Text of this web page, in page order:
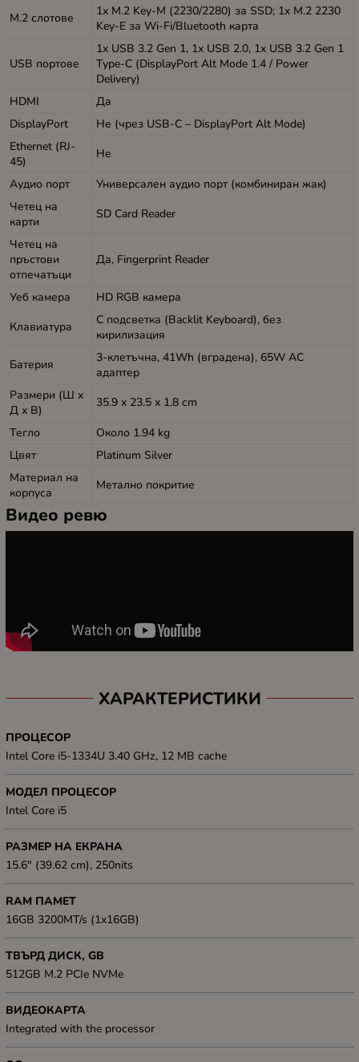
M.2 слотове
1x M.2 Key-M (2230/2280) за SSD; 1x M.2 2230
Key-E за Wi-Fi/Bluetooth карта
USB портове
1x USB 3.2 Gen 1, 1x USB 2.0, 1x USB 3.2 Gen 1
Type-C (DisplayPort Alt Mode 1.4 / Power
Delivery)
HDMI
Да
DisplayPort
Не (чрез USB-C – DisplayPort Alt Mode)
Ethernet (RJ-
45)
Не
Аудио порт
Универсален аудио порт (комбиниран жак)
Четец на
карти
SD Card Reader
Четец на
пръстови
отпечатъци
Да, Fingerprint Reader
Уеб камера
HD RGB камера
Клавиатура
С подсветка (Backlit Keyboard), без
кирилизация
Батерия
3-клетъчна, 41Wh (вградена), 65W AC
адаптер
Размери (Ш x
Д x В)
35.9 x 23.5 x 1.8 cm
Тегло
Около 1.94 kg
Цвят
Platinum Silver
Материал на
корпуса
Метално покритие
Видео ревю
ХАРАКТЕРИСТИКИ
ПРОЦЕСОР
Intel Core i5-1334U 3.40 GHz, 12 MB cache
МОДЕЛ ПРОЦЕСОР
Intel Core i5
РАЗМЕР НА ЕКРАНА
15.6" (39.62 cm), 250nits
RAM ПАМЕТ
16GB 3200MT/s (1x16GB)
ТВЪРД ДИСК, GB
512GB M.2 PCIe NVMe
ВИДЕОКАРТА
Integrated with the processor